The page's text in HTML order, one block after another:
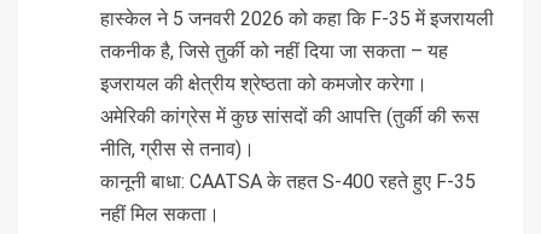
हास्केल ने 5 जनवरी 2026 को कहा कि F-35 में इजरायली
तकनीक है, जिसे तुर्की को नहीं दिया जा सकता – यह
इजरायल की क्षेत्रीय श्रेष्ठता को कमजोर करेगा।
अमेरिकी कांग्रेस में कुछ सांसदों की आपत्ति (तुर्की की रूस
नीति, ग्रीस से तनाव)।
कानूनी बाधा: CAATSA के तहत S-400 रहते हुए F-35
नहीं मिल सकता।